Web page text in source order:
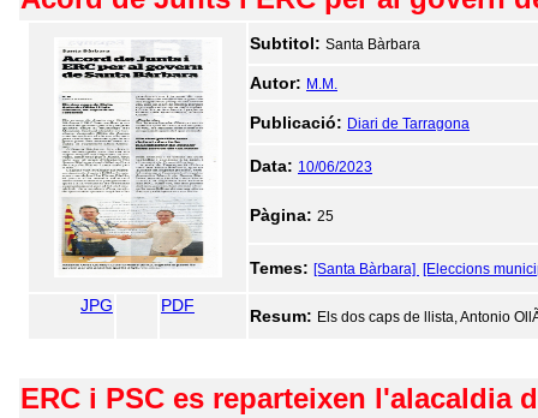
Subtitol: Santa Bàrbara
Autor: M.M.
Publicació: Diari de Tarragona
Data: 10/06/2023
Pàgina: 25
Temes: [Santa Bàrbara] [Eleccions
JPG PDF
Resum: Els dos caps de llista, Antonio
ERC i PSC es reparteixen l'alacaldia